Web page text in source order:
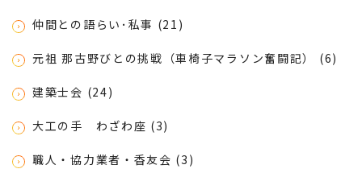
仲間との語らい･私事 (21)
元祖 那古野びとの挑戦（車椅子マラソン奮闘記） (6)
建築士会 (24)
大工の手 わざわ座 (3)
職人・協力業者・香友会 (3)